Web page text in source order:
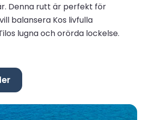
Denna rutt är perfekt för
balansera Kos livfulla
lugna och orörda lockelse.